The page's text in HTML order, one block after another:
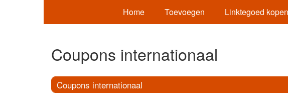
Home Toevoegen Linktegoed kopen
Coupons internationaal
Coupons internationaal